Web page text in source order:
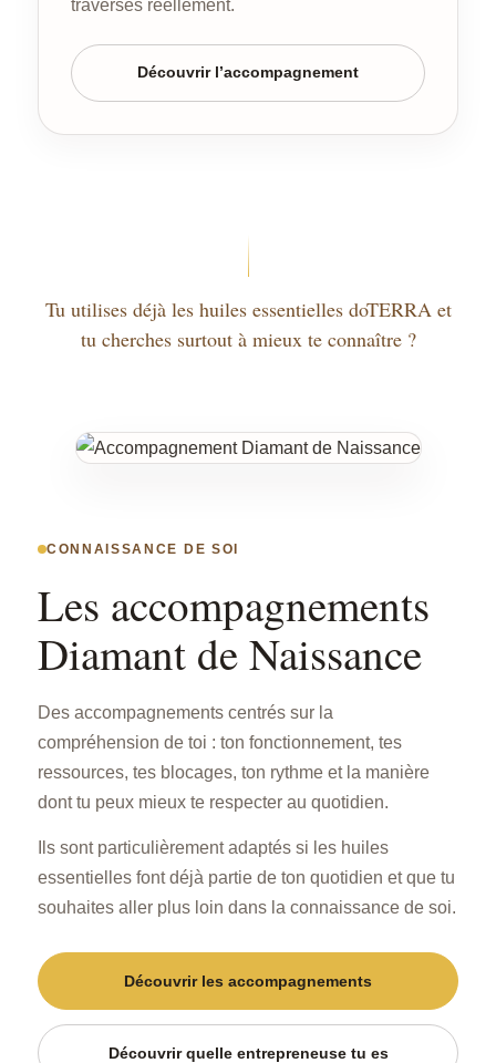
traverses réellement.
Découvrir l’accompagnement
Tu utilises déjà les huiles essentielles doTERRA et
tu cherches surtout à mieux te connaître ?
CONNAISSANCE DE SOI
Les accompagnements
Diamant de Naissance
Des accompagnements centrés sur la
compréhension de toi : ton fonctionnement, tes
ressources, tes blocages, ton rythme et la manière
dont tu peux mieux te respecter au quotidien.
Ils sont particulièrement adaptés si les huiles
essentielles font déjà partie de ton quotidien et que tu
souhaites aller plus loin dans la connaissance de soi.
Découvrir les accompagnements
Découvrir quelle entrepreneuse tu es